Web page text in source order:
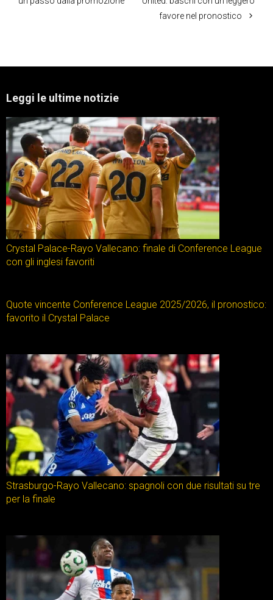
favore nel pronostico
Leggi le ultime notizie
Crystal Palace-Rayo Vallecano: finale di Conference League
con gli inglesi favoriti
Quote vincente Conference League 2025/2026, il pronostico:
favorito il Crystal Palace
Strasburgo-Rayo Vallecano: spagnoli con due risultati su tre
per la finale